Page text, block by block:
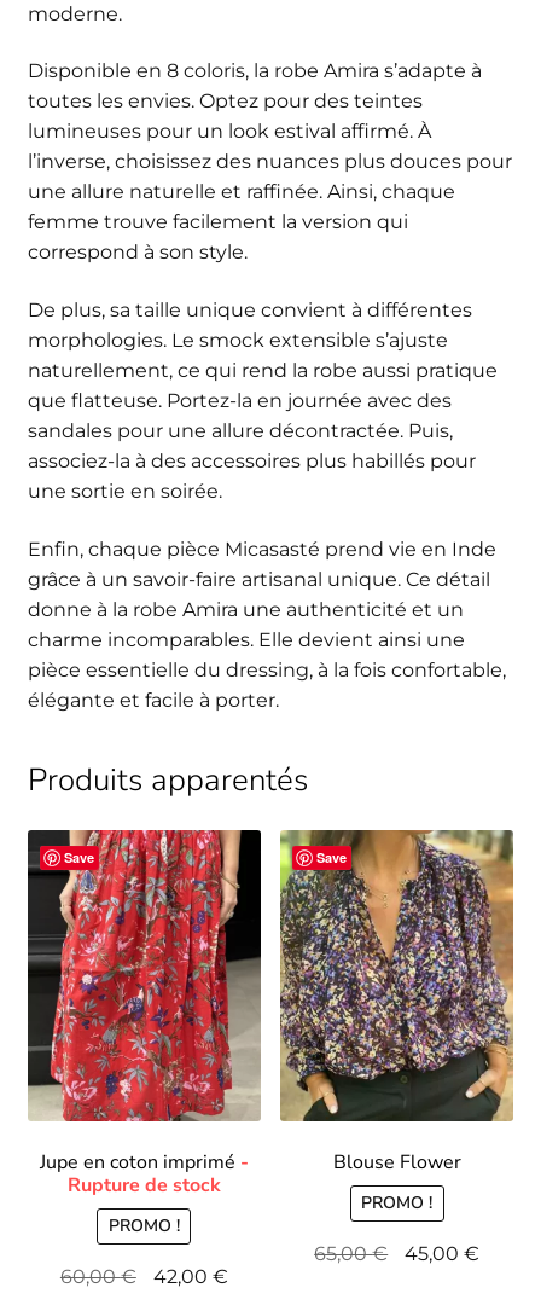
moderne.
Disponible en 8 coloris, la robe Amira s’adapte à
toutes les envies. Optez pour des teintes
lumineuses pour un look estival affirmé. À
l’inverse, choisissez des nuances plus douces pour
une allure naturelle et raffinée. Ainsi, chaque
femme trouve facilement la version qui
correspond à son style.
De plus, sa taille unique convient à différentes
morphologies. Le smock extensible s’ajuste
naturellement, ce qui rend la robe aussi pratique
que flatteuse. Portez-la en journée avec des
sandales pour une allure décontractée. Puis,
associez-la à des accessoires plus habillés pour
une sortie en soirée.
Enfin, chaque pièce Micasasté prend vie en Inde
grâce à un savoir-faire artisanal unique. Ce détail
donne à la robe Amira une authenticité et un
charme incomparables. Elle devient ainsi une
pièce essentielle du dressing, à la fois confortable,
élégante et facile à porter.
Produits apparentés
Save
Jupe en coton imprimé
PROMO !
60,00€
Le
42,00 €Le
Save
Blouse Flower
PROMO !
65,00€
Le
45,00€